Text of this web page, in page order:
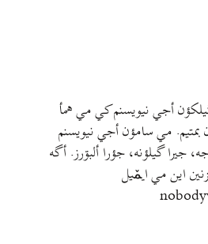
أجي نيويسنم کي مي همأ
بمتيم. مي سامؤن أجي نيويسنم
جيرا گيلؤنه، جؤرا ألبۊرز. أگه
اين مي ايمٚیل‌